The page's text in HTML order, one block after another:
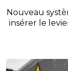
Nouveau
insérer le